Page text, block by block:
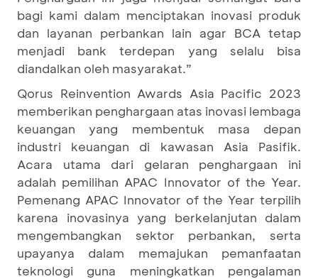
bagi kami dalam menciptakan inovasi produk
dan layanan perbankan lain agar BCA tetap
menjadi bank terdepan yang selalu bisa
diandalkan oleh masyarakat.”
Qorus Reinvention Awards Asia Pacific 2023
memberikan penghargaan atas inovasi lembaga
keuangan yang membentuk masa depan
industri keuangan di kawasan Asia Pasifik.
Acara utama dari gelaran penghargaan ini
adalah pemilihan APAC Innovator of the Year.
Pemenang APAC Innovator of the Year terpilih
karena inovasinya yang berkelanjutan dalam
mengembangkan sektor perbankan, serta
upayanya dalam memajukan pemanfaatan
teknologi guna meningkatkan pengalaman